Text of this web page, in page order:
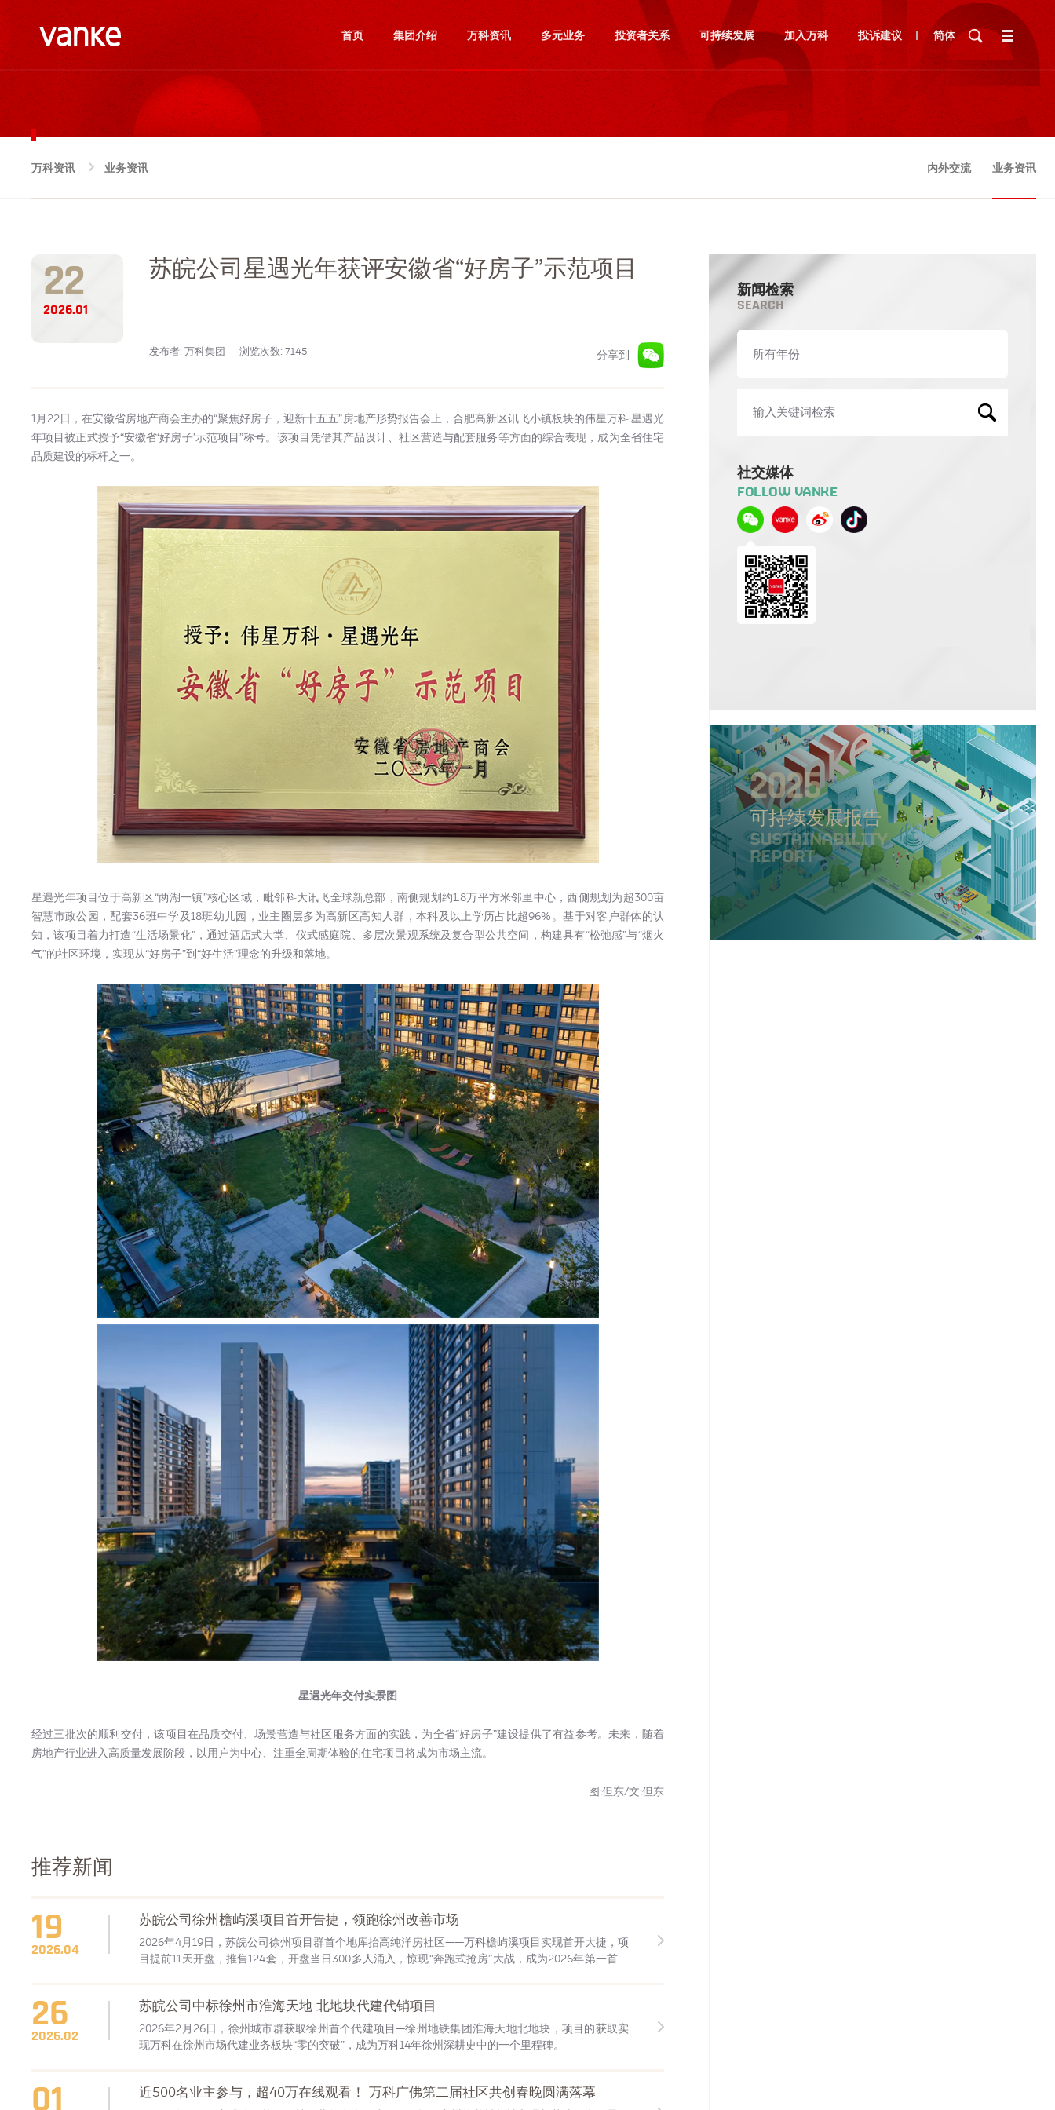
首页 集团介绍 万科资讯 多元业务 投资者关系 可持续发展 加入万科 投诉建议 简体
万科资讯 业务资讯 内外交流 业务资讯
22
2026.01
苏皖公司星遇光年获评安徽省“好房子”示范项目
发布者: 万科集团 浏览次数: 7145 分享到
1月22日，在安徽省房地产商会主办的“聚焦好房子，迎新十五五”房地产形势报告会上，合肥高新区讯飞小镇板块的伟星万科·星遇光
年项目被正式授予“安徽省‘好房子’示范项目”称号。该项目凭借其产品设计、社区营造与配套服务等方面的综合表现，成为全省住宅
品质建设的标杆之一。
星遇光年项目位于高新区“两湖一镇”核心区域，毗邻科大讯飞全球新总部，南侧规划约1.8万平方米邻里中心，西侧规划为超300亩
智慧市政公园，配套36班中学及18班幼儿园，业主圈层多为高新区高知人群，本科及以上学历占比超96%。基于对客户群体的认
知，该项目着力打造“生活场景化”，通过酒店式大堂、仪式感庭院、多层次景观系统及复合型公共空间，构建具有“松弛感”与“烟火
气”的社区环境，实现从“好房子”到“好生活”理念的升级和落地。
星遇光年交付实景图
经过三批次的顺利交付，该项目在品质交付、场景营造与社区服务方面的实践，为全省“好房子”建设提供了有益参考。未来，随着
房地产行业进入高质量发展阶段，以用户为中心、注重全周期体验的住宅项目将成为市场主流。
图:但东/文:但东
推荐新闻
19
2026.04
苏皖公司徐州檐屿溪项目首开告捷，领跑徐州改善市场
2026年4月19日，苏皖公司徐州项目群首个地库抬高纯洋房社区——万科檐屿溪项目实现首开大捷，项
目提前11天开盘，推售124套，开盘当日300多人涌入，惊现“奔跑式抢房”大战，成为2026年第一首开
26
2026.02
苏皖公司中标徐州市淮海天地 北地块代建代销项目
2026年2月26日，徐州城市群获取徐州首个代建项目—徐州地铁集团淮海天地北地块，项目的获取实
现万科在徐州市场代建业务板块“零的突破”，成为万科14年徐州深耕史中的一个里程碑。
01 近500名业主参与，超40万在线观看！ 万科广佛第二届社区共创春晚圆满落幕
新闻检索
SEARCH
社交媒体
FOLLOW VANKE
2025
可持续发展报告
SUSTAINABILITY
REPORT